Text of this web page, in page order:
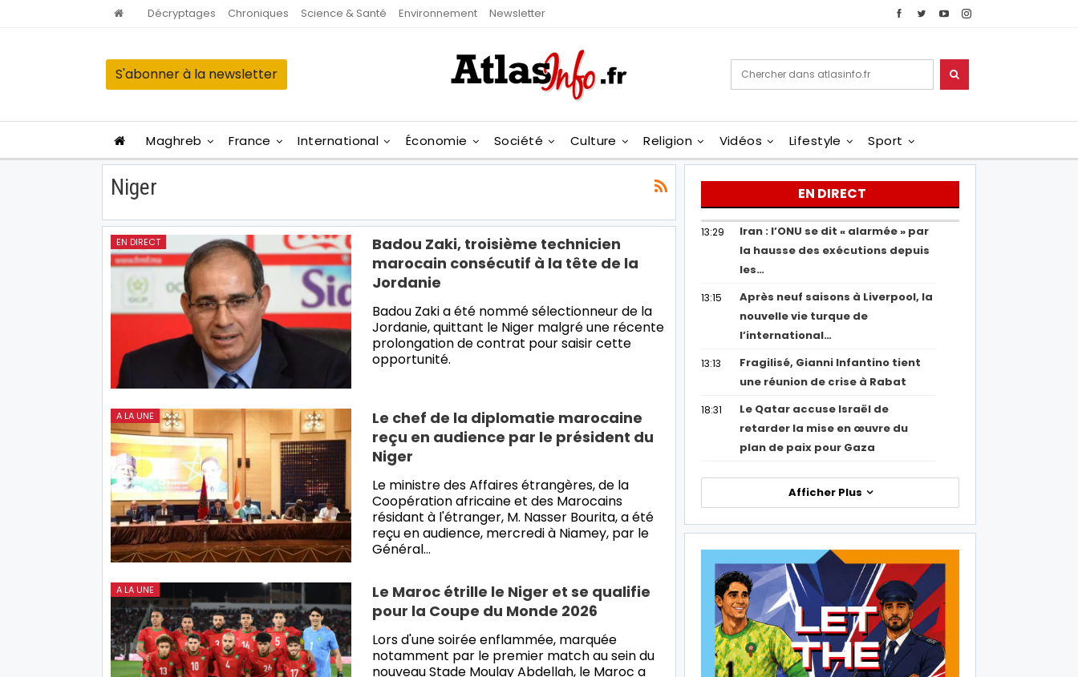
Décryptages Chroniques Science & Santé Environnement Newsletter
S'abonner à la newsletter
Maghreb France International Économie Société Culture Religion Vidéos Lifestyle Sport
Niger
EN DIRECT
Badou Zaki, troisième technicien
marocain consécutif à la tête de la
Jordanie
Badou Zaki a été nommé sélectionneur de la
Jordanie, quittant le Niger malgré une récente
prolongation de contrat pour saisir cette
opportunité.
A LA UNE
Le chef de la diplomatie marocaine
reçu en audience par le président du
Niger
Le ministre des Affaires étrangères, de la
Coopération africaine et des Marocains
résidant à l'étranger, M. Nasser Bourita, a été
reçu en audience, mercredi à Niamey, par le
Général…
A LA UNE
Le Maroc étrille le Niger et se qualifie
pour la Coupe du Monde 2026
Lors d'une soirée enflammée, marquée
notamment par le premier match au sein du
nouveau Stade Moulay Abdellah, le Maroc a
EN DIRECT
13:29
Iran : l’ONU se dit « alarmée » par
la hausse des exécutions depuis
les…
13:15
Après neuf saisons à Liverpool, la
nouvelle vie turque de
l’international…
13:13
Fragilisé, Gianni Infantino tient
une réunion de crise à Rabat
18:31
Le Qatar accuse Israël de
retarder la mise en œuvre du
plan de paix pour Gaza
Afficher Plus